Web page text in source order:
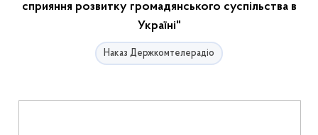
сприяння розвитку громадянського суспільства в
Україні"
Наказ Держкомтелерадіо